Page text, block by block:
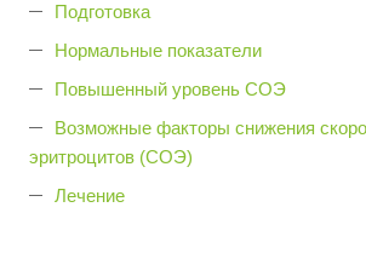
Подготовка
Нормальные показатели
Повышенный уровень СОЭ
Возможные факторы снижения
эритроцитов (СОЭ)
Лечение